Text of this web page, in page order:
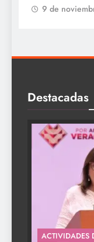
9 de
Destacadas
ACTIVIDADES